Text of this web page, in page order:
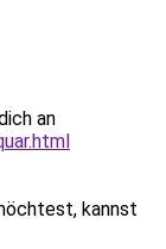
an
kannst